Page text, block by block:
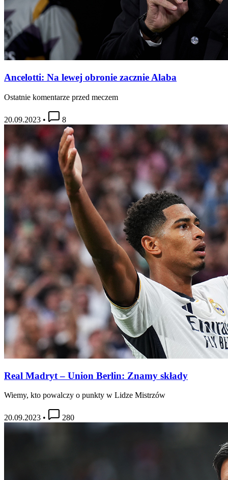
Ancelotti: Na lewej obronie zacznie Alaba
Ostatnie komentarze przed meczem
20.09.2023 • 8
Real Madryt – Union Berlin: Znamy składy
Wiemy, kto powalczy o punkty w Lidze Mistrzów
20.09.2023 • 280